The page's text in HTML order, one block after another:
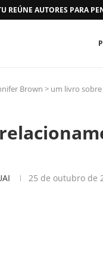
REÚNE AUTORES PARA
Brown > um livro
25 de outubro de